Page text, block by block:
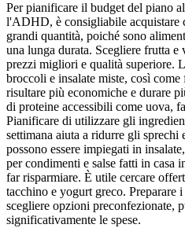
Per pianificare il budget del piano
l'ADHD, è consigliabile acquistare
grandi quantità, poiché sono
una lunga durata. Scegliere frutta
prezzi migliori e qualità superiore.
broccoli e insalate miste, così
risultare più economiche e durare
di proteine accessibili come uova,
Pianificare di utilizzare gli
settimana aiuta a ridurre gli
possono essere impiegati in
per condimenti e salse fatti in casa
far risparmiare. È utile cercare
tacchino e yogurt greco. Preparare
scegliere opzioni preconfezionate,
significativamente le spese.